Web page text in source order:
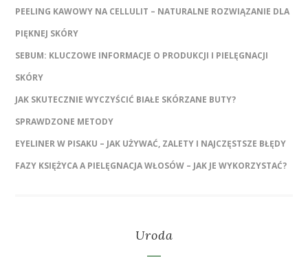
PEELING KAWOWY NA CELLULIT – NATURALNE ROZWIĄZANIE DLA
PIĘKNEJ SKÓRY
SEBUM: KLUCZOWE INFORMACJE O PRODUKCJI I PIELĘGNACJI
SKÓRY
JAK SKUTECZNIE WYCZYŚCIĆ BIAŁE SKÓRZANE BUTY?
SPRAWDZONE METODY
EYELINER W PISAKU – JAK UŻYWAĆ, ZALETY I NAJCZĘSTSZE BŁĘDY
FAZY KSIĘŻYCA A PIELĘGNACJA WŁOSÓW – JAK JE WYKORZYSTAĆ?
Uroda